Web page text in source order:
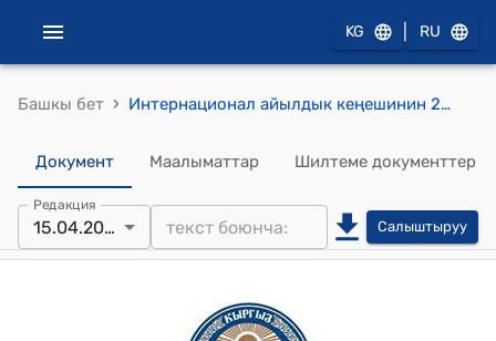
KG RU
Башкы бет › Интернационал айылдык кеңешинин 2019-жылдын 15-апрелиндеги №80/27-XV "Мурун кабыл алынган токтомдорду жокко чыгаруу жөнүндө"токтому
Документ Маалыматтар Шилтеме документтер
Редакция
15.04.2019 Салыштыруу